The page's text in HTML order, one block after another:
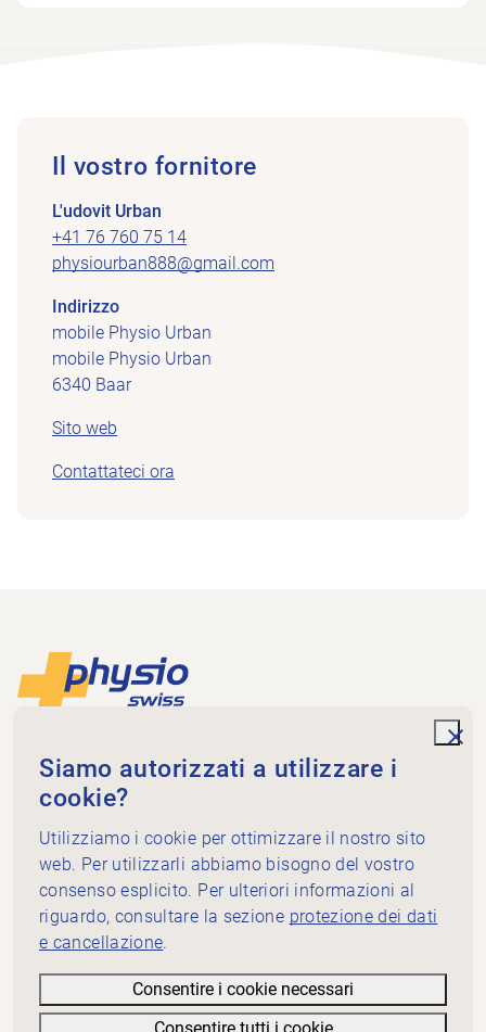
Il vostro fornitore
L'udovit Urban
+41 76 760 75 14
physiourban888@gmail.com
Indirizzo
mobile Physio Urban
mobile Physio Urban
6340 Baar
Sito web
Contattateci ora
Piè di pagina
Physioswiss
Dammweg 3
3013 Bern
+41 58 255 36 00
info@physioswiss.ch
Media sociali
Informazioni importanti
Conoscenze
Servizi
Physioswiss: chi siamo
Siamo autorizzati a utilizzare i
cookie?
Utilizziamo i cookie per ottimizzare il nostro sito
web. Per utilizzarli abbiamo bisogno del vostro
consenso esplicito. Per ulteriori informazioni al
riguardo, consultare la sezione protezione dei dati
e cancellazione.
Consentire i cookie necessari